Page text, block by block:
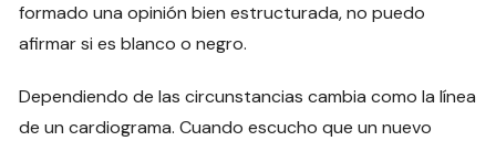
formado una opinión bien estructurada, no puedo
afirmar si es blanco o negro.
Dependiendo de las circunstancias cambia como la línea
de un cardiograma. Cuando escucho que un nuevo